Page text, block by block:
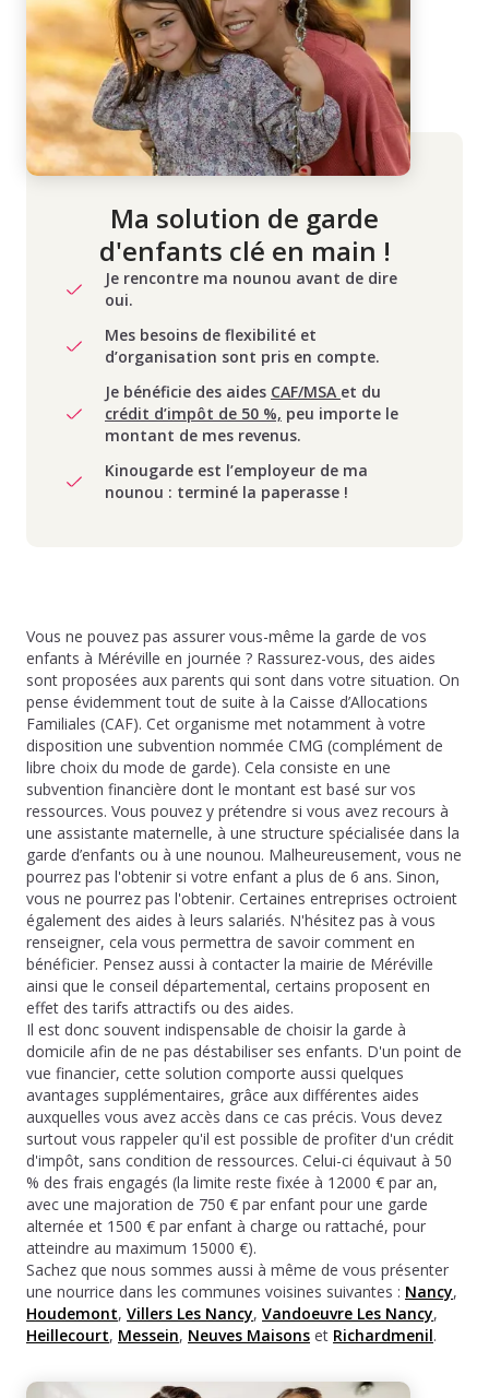
Ma solution de garde
d'enfants clé en main !
Je rencontre ma nounou avant de dire
oui.
Mes besoins de flexibilité et
d’organisation sont pris en compte.
Je bénéficie des aides CAF/MSA et du
crédit d’impôt de 50 %, peu importe le
montant de mes revenus.
Kinougarde est l’employeur de ma
nounou : terminé la paperasse !
Vous ne pouvez pas assurer vous-même la garde de vos
enfants à Méréville en journée ? Rassurez-vous, des aides
sont proposées aux parents qui sont dans votre situation. On
pense évidemment tout de suite à la Caisse d’Allocations
Familiales (CAF). Cet organisme met notamment à votre
disposition une subvention nommée CMG (complément de
libre choix du mode de garde). Cela consiste en une
subvention financière dont le montant est basé sur vos
ressources. Vous pouvez y prétendre si vous avez recours à
une assistante maternelle, à une structure spécialisée dans la
garde d’enfants ou à une nounou. Malheureusement, vous ne
pourrez pas l'obtenir si votre enfant a plus de 6 ans. Sinon,
vous ne pourrez pas l'obtenir. Certaines entreprises octroient
également des aides à leurs salariés. N'hésitez pas à vous
renseigner, cela vous permettra de savoir comment en
bénéficier. Pensez aussi à contacter la mairie de Méréville
ainsi que le conseil départemental, certains proposent en
effet des tarifs attractifs ou des aides.
Il est donc souvent indispensable de choisir la garde à
domicile afin de ne pas déstabiliser ses enfants. D'un point de
vue financier, cette solution comporte aussi quelques
avantages supplémentaires, grâce aux différentes aides
auxquelles vous avez accès dans ce cas précis. Vous devez
surtout vous rappeler qu'il est possible de profiter d'un crédit
d'impôt, sans condition de ressources. Celui-ci équivaut à 50
% des frais engagés (la limite reste fixée à 12000 € par an,
avec une majoration de 750 € par enfant pour une garde
alternée et 1500 € par enfant à charge ou rattaché, pour
atteindre au maximum 15000 €).
Sachez que nous sommes aussi à même de vous présenter
une nourrice dans les communes voisines suivantes : Nancy,
Houdemont, Villers Les Nancy, Vandoeuvre Les Nancy,
Heillecourt, Messein, Neuves Maisons et Richardmenil.